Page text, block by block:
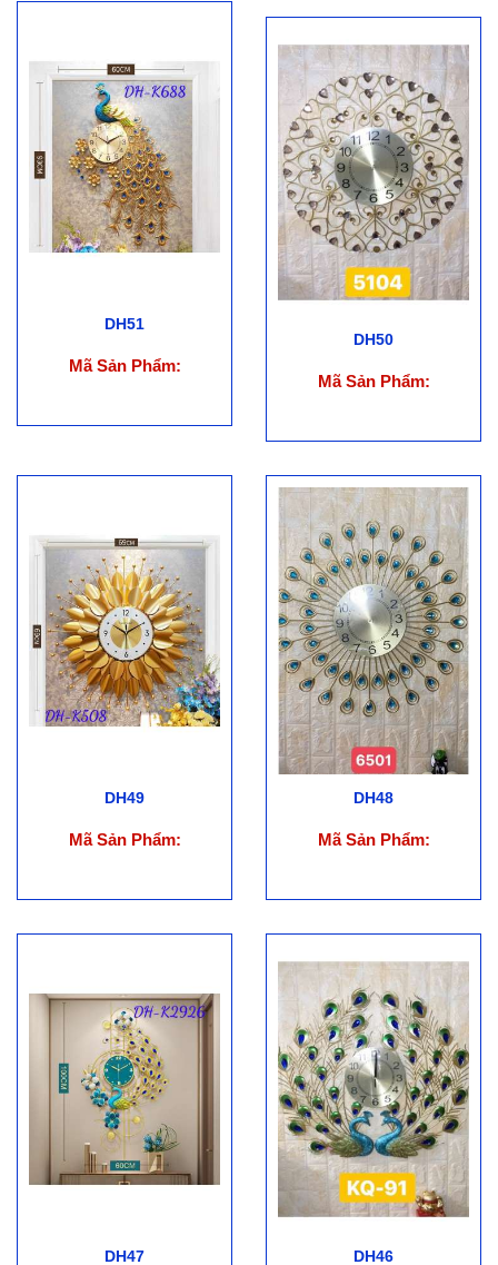
DH51
Mã Sản Phẩm:
DH50
Mã Sản Phẩm:
DH49
Mã Sản Phẩm:
DH48
Mã Sản Phẩm:
DH47 DH46